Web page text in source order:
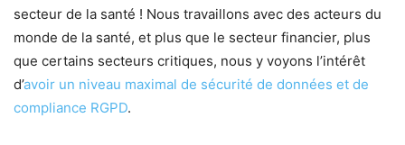
secteur de la santé ! Nous travaillons avec des acteurs du
monde de la santé, et plus que le secteur financier, plus
que certains secteurs critiques, nous y voyons l’intérêt
d’avoir un niveau maximal de sécurité de données et de
compliance RGPD.